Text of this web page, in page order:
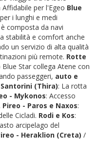
Affidabile per l'Egeo Blue
i lunghi e medi
composta da navi
stabilità e comfort anche
un servizio di alta qualità
più remote. Rotte
Blue Star collega Atene con
passeggeri, auto e
(Thira): La rotta
- Mykonos: Accesso
Pireo - Paros e Naxos:
Cicladi. Rodi e Kos:
arcipelago del
- Heraklion (Creta) /